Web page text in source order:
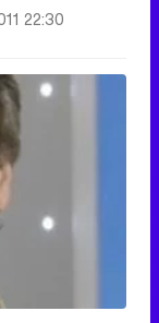
22:30